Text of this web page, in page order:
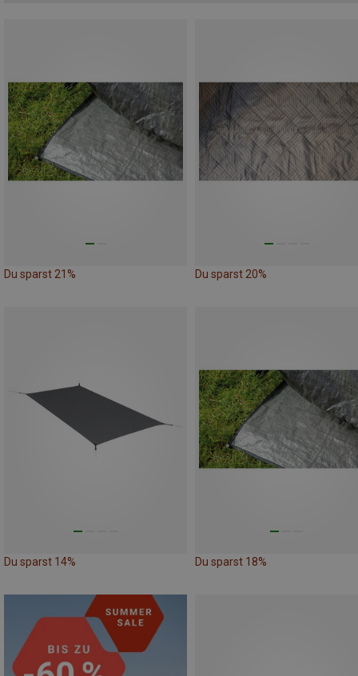
Du sparst 21% Du sparst 20%
Du sparst 14% Du sparst 18%